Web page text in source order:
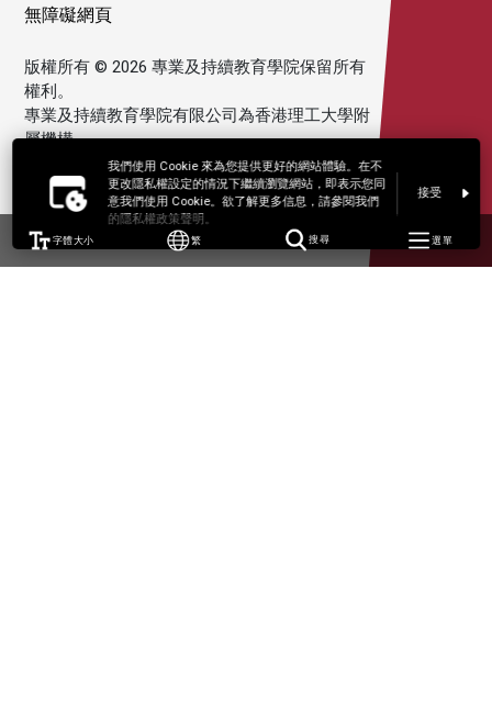
我們使用 Cookie 來為您提供更好的網站體驗。在不
更改隱私權設定的情況下繼續瀏覽網站，即表示您同
意我們使用 Cookie。欲了解更多信息，請參閱我們
的隱私權政策聲明。
接受
字體大小 繁 搜尋 選單
無障礙網頁
版權所有 © 2026 專業及持續教育學院保留所有
權利。
專業及持續教育學院有限公司為香港理工大學附
屬機構。